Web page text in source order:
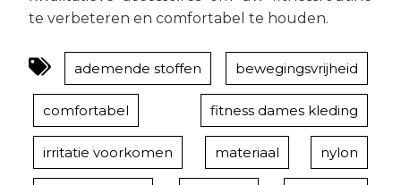
te verbeteren en comfortabel te houden.
ademende stoffen bewegingsvrijheid
comfortabel fitness dames kleding
irritatie voorkomen materiaal nylon